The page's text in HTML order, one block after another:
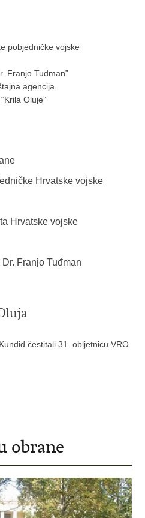
pobjedničke vojske
Franjo Tuđman”
agencija
Oluje”
Hrvatske vojske
Hrvatske vojske
Franjo Tuđman
čestitali 31. obljetnicu VRO
obrane